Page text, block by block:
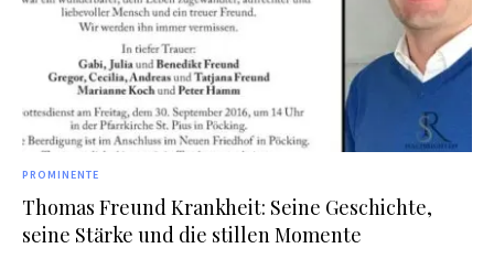
PROMINENTE
Thomas Freund Krankheit: Seine Geschichte,
seine Stärke und die stillen Momente